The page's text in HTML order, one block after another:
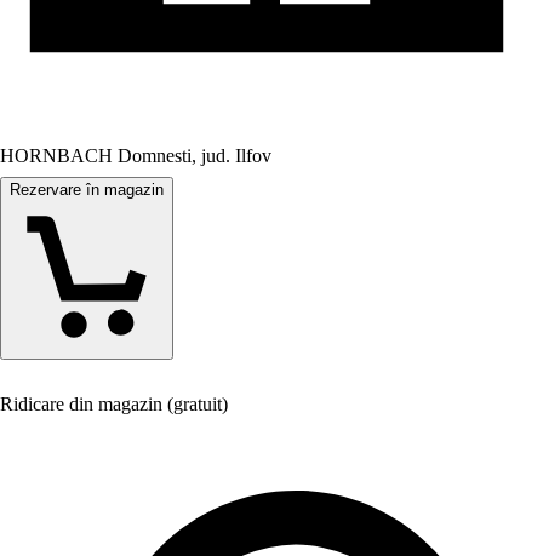
HORNBACH Domnesti, jud. Ilfov
Rezervare în magazin
Ridicare din magazin (gratuit)